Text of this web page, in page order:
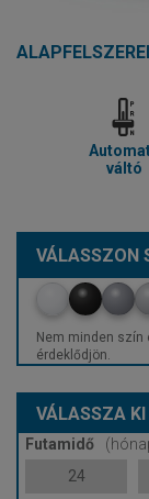
váltó
VÁLASSZON
Nem minden szín
érdeklődjön.
VÁLASSZA
Futamidő
24